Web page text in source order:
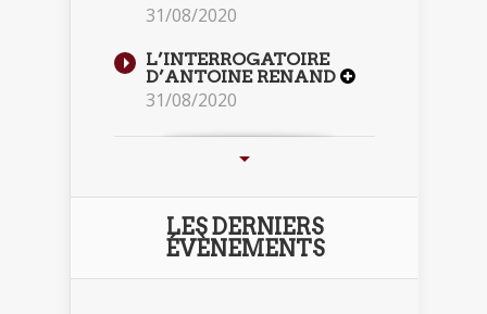
31/08/2020
L’INTERROGATOIRE
D’ANTOINE RENAND
31/08/2020
LES DERNIERS
ÉVÈNEMENTS